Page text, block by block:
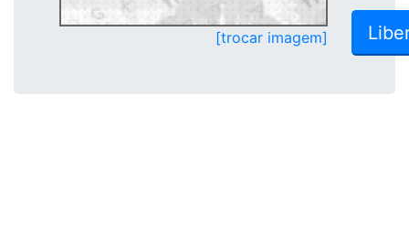
[trocar imagem]